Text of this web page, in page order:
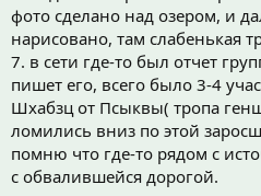
стремного реальефа поверху,
4, 6. Нарисовал направление, что
риск есть. Как спускаться по
советская тропа тоже на карте
Желание преодолевать
неизвестно.
7. Тоже нарисовал направление,
нарисована тропа, остались
Минеральные источники
нет. Выход к магистральной
фото сделано над озером, и
нарисовано, там слабенькая
7. в сети где-то был отчет
пишет его, всего было 3-4
Шхабзц от Псыквы( тропа
ломились вниз по этой
помню что где-то рядом с
с обвалившейся дорогой.